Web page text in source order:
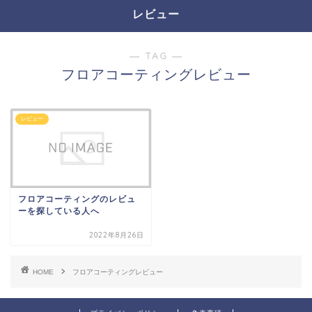
レビュー
― TAG ―
フロアコーティングレビュー
レビュー
フロアコーティングのレビュ
ーを探している人へ
2022年8月26日
HOME フロアコーティングレビュー